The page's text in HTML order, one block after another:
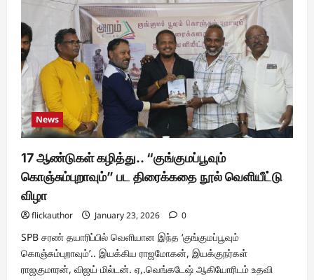
வீடு
வரைக்கும்’:
கௌதம்
வாசுதேவ்
மேனனின்
25
ஆண்டுகால
திரைப்பயணத்தை
சிறப்பிக்கும்
இசை
நிகழ்ச்சி!
News
17 ஆண்டுகள் கழித்து.. “குங்குமப்பூவும்
கொஞ்சும்புறாவும்” பட திரைக்கதை நூல் வெளியீட்டு
விழா
flickauthor January 23, 2026 0
SPB சரண் தயாரிப்பில் வெளியான இந்த ‘குங்குமப்பூவும்
கொஞ்சும்புறாவும்’.. இயக்கிய ராஜமோகன், இயக்குநர்கள்
ராஜகுமாரன், விஜய் மில்டன். ஏ,.வெங்கடேஷ் ஆகியோரிடம் உதவி